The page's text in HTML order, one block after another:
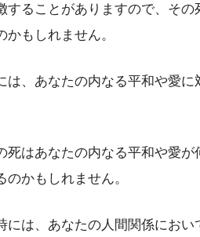
ることがありますので、その
もしれません。
は、あなたの内なる平和や愛に
はあなたの内なる平和や愛が
かもしれません。
には、あなたの人間関係におい